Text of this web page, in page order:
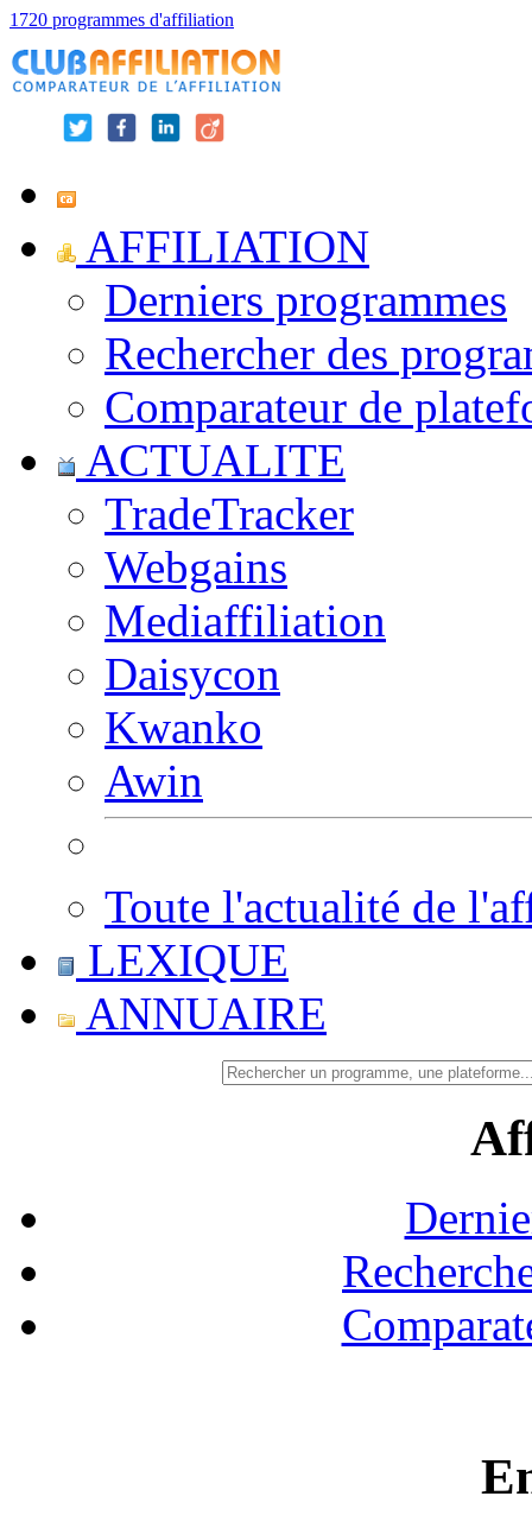
1720 programmes d'affiliation
AFFILIATION
Derniers programmes
Rechercher des
Comparateur de
ACTUALITE
TradeTracker
Webgains
Mediaffiliation
Daisycon
Kwanko
Awin
Toute l'actualité de
LEXIQUE
ANNUAIRE